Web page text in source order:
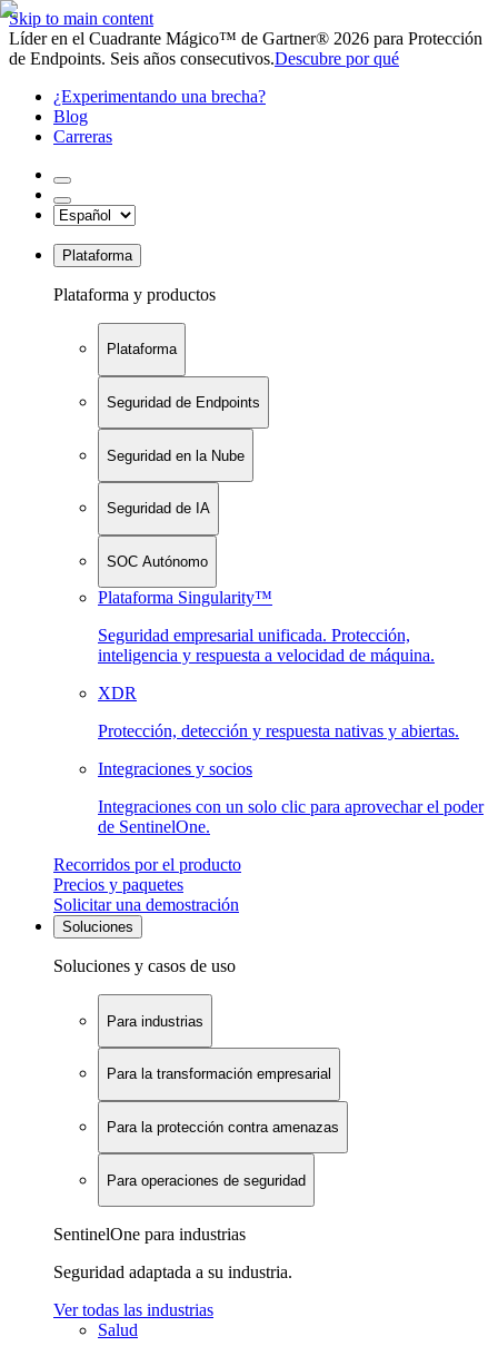
Skip to main content
Líder en el Cuadrante Mágico™ de Gartner® 2026 para Protección
de Endpoints. Seis años consecutivos.Descubre por qué
¿Experimentando una brecha?
Blog
Carreras
Plataforma
Plataforma y productos
Plataforma
Seguridad de Endpoints
Seguridad en la Nube
Seguridad de IA
SOC Autónomo
Plataforma Singularity™
Seguridad empresarial unificada. Protección,
inteligencia y respuesta a velocidad de máquina.
XDR
Protección, detección y respuesta nativas y abiertas.
Integraciones y socios
Integraciones con un solo clic para aprovechar el poder
de SentinelOne.
Recorridos por el producto
Precios y paquetes
Solicitar una demostración
Soluciones
Soluciones y casos de uso
Para industrias
Para la transformación empresarial
Para la protección contra amenazas
Para operaciones de seguridad
SentinelOne para industrias
Seguridad adaptada a su industria.
Ver todas las industrias
Salud